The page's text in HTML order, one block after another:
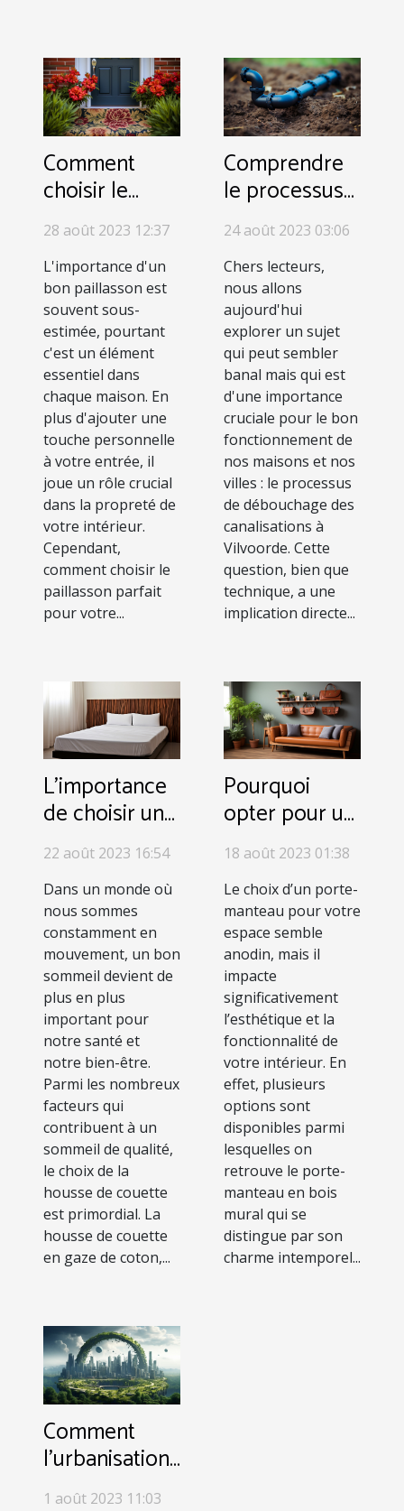
Comment
choisir le
paillasson
parfait pour
votre maison :
intérieur et
extérieur
28 août 2023 12:37
L'importance d'un
bon paillasson est
souvent sous-
estimée, pourtant
c'est un élément
essentiel dans
chaque maison. En
plus d'ajouter une
touche personnelle
à votre entrée, il
joue un rôle crucial
dans la propreté de
votre intérieur.
Cependant,
comment choisir le
paillasson parfait
pour votre...
Comprendre
le processus
de
débouchage
des
canalisations à
Vilvoorde
24 août 2023 03:06
Chers lecteurs,
nous allons
aujourd'hui
explorer un sujet
qui peut sembler
banal mais qui est
d'une importance
cruciale pour le bon
fonctionnement de
nos maisons et nos
villes : le processus
de débouchage des
canalisations à
Vilvoorde. Cette
question, bien que
technique, a une
implication directe...
L'importance
de choisir une
housse de
couette en
gaze de coton
pour votre
confort de
sommeil
22 août 2023 16:54
Dans un monde où
nous sommes
constamment en
mouvement, un bon
sommeil devient de
plus en plus
important pour
notre santé et
notre bien-être.
Parmi les nombreux
facteurs qui
contribuent à un
sommeil de qualité,
le choix de la
housse de couette
est primordial. La
housse de couette
en gaze de coton,...
Pourquoi
opter pour un
porte-
manteau en
bois mural ?
18 août 2023 01:38
Le choix d’un porte-
manteau pour votre
espace semble
anodin, mais il
impacte
significativement
l’esthétique et la
fonctionnalité de
votre intérieur. En
effet, plusieurs
options sont
disponibles parmi
lesquelles on
retrouve le porte-
manteau en bois
mural qui se
distingue par son
charme intemporel...
Comment
l'urbanisation
affecte-t-elle
1 août 2023 11:03